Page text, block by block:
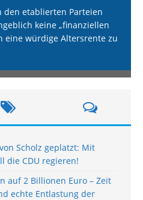
den etablierten Parteien
keine „finanziellen
eine würdige Altersrente zu
Scholz geplatzt: Mit
die CDU regieren!
auf 2 Billionen Euro – Zeit
echte Entlastung der